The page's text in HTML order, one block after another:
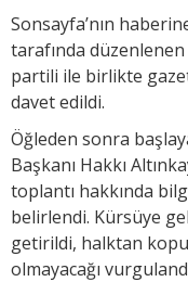
Sonsayfa’nın
tarafında
partili ile birlikte
davet edildi.
Öğleden sonra
Başkanı Hakkı
toplantı hakkında
belirlendi. Kürsüye
getirildi, halktan
olmayacağı